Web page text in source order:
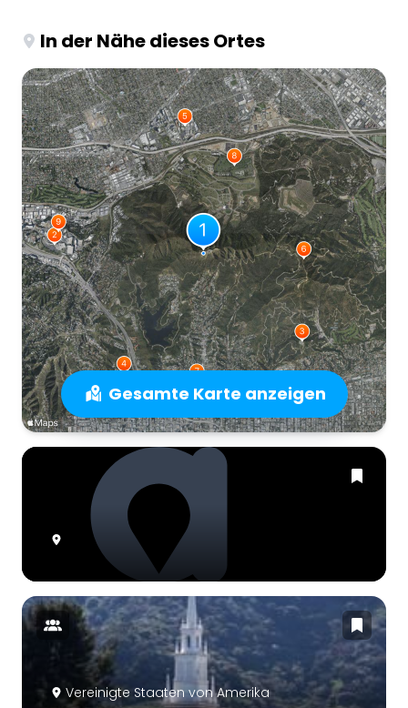
In der Nähe dieses Ortes
Gesamte Karte anzeigen
Vereinigte Staaten von Amerika